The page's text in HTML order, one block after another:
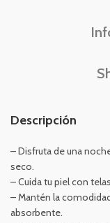
Descripción
– Disfruta de una
seco.
– Cuida tu piel con
– Mantén la
absorbente.